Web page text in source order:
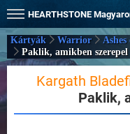
HEARTHSTONE
Kártyák Warrior
Paklik, amikben szerepel
Kargath
Paklik,